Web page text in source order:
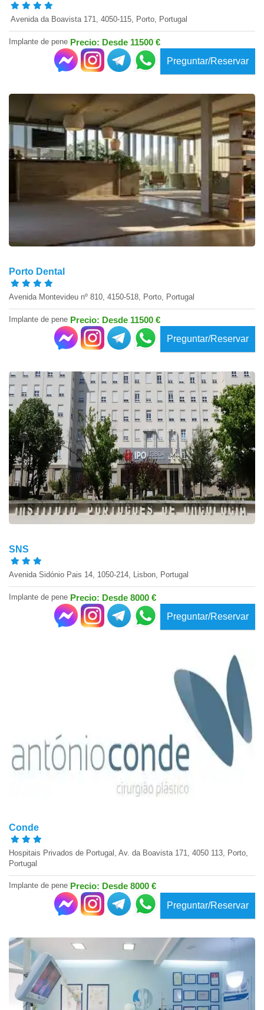
​ Avenida da Boavista 171, 4050-115, Porto​, Portugal
Implante de pene Precio: Desde 11500 €
Preguntar/Reservar
Porto Dental
Avenida Montevideu nº 810, 4150-518, Porto, Portugal
Implante de pene Precio: Desde 11500 €
Preguntar/Reservar
SNS
Avenida Sidónio Pais 14, 1050-214, Lisbon, Portugal
Implante de pene Precio: Desde 8000 €
Preguntar/Reservar
Conde
Hospitais Privados de Portugal, Av. da Boavista 171, 4050 113, Porto,
Portugal
Implante de pene Precio: Desde 8000 €
Preguntar/Reservar